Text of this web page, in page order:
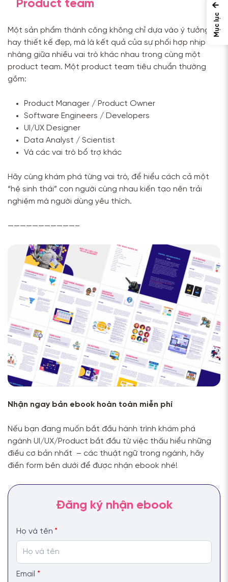
Product team
Một sản phẩm thành công không chỉ dựa vào ý tưởng
hay thiết kế đẹp, mà là kết quả của sự phối hợp nhịp
nhàng giữa nhiều vai trò khác nhau trong cùng một
product team. Một product team tiêu chuẩn thường
gồm:
Product Manager / Product Owner
Software Engineers / Developers
UI/UX Designer
Data Analyst / Scientist
Và các vai trò bổ trợ khác
Hãy cùng khám phá từng vai trò, để hiểu cách cả một
“hệ sinh thái” con người cùng nhau kiến tạo nên trải
nghiệm mà người dùng yêu thích.
———————————–
Nhận ngay bản ebook hoàn toàn miễn phí
Nếu bạn đang muốn bắt đầu hành trình khám phá
ngành UI/UX/Product bắt đầu từ việc thấu hiểu những
điều cơ bản nhất – các thuật ngữ trong ngành, hãy
điền form bên dưới để được nhận ebook nhé!
Họ và tên *
Email *
←
Mục lục